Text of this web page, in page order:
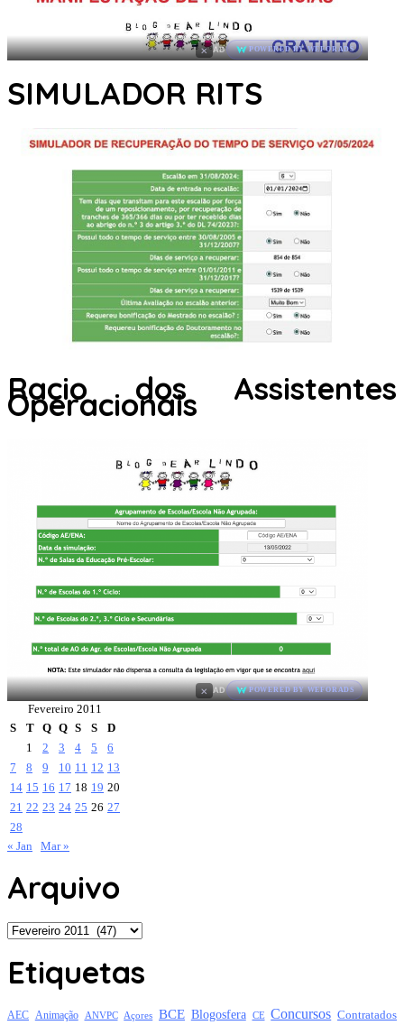
× AD POWERED BY WEFORADS
SIMULADOR RITS
Racio dos Assistentes
Operacionais
× AD POWERED BY WEFORADS
Fevereiro 2011
S
T Q Q S S
D
1
2 3 4 5
6
7
8 9 10 11 12 13
14 15 16 17 18 19 20
21 22 23 24 25 26 27
28
« Jan
Mar »
Arquivo
Arquivo
Etiquetas
AEC Animação ANVPC Açores BCE Blogosfera CE Concursos Contratados